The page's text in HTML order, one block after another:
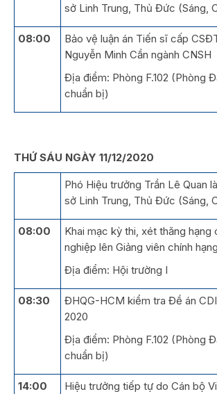
sở Linh Trung, Thủ Đức (Sáng,
08:00
Bảo vệ luận án Tiến sĩ cấp
Nguyễn Minh Cần ngành CNSH
Địa điểm: Phòng F.102 (Phòng
chuẩn bị)
THỨ SÁU NGÀY 11/12/2020
Phó Hiệu trưởng Trần Lê Quan
sở Linh Trung, Thủ Đức (Sáng,
08:00
Khai mạc kỳ thi, xét thăng hạng
nghiệp lên Giảng viên chính
Địa điểm: Hội trường I
08:30
ĐHQG-HCM kiểm tra Đề án
2020
Địa điểm: Phòng F.102 (Phòng
chuẩn bị)
14:00
Hiệu trưởng tiếp tự do Cán bộ